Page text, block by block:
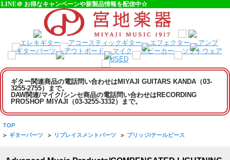
LINE＠ お得なキャンペーンや新製品情報を配信中☆
ギター関連商品の電話問い合わせはMIYAJI GUITARS KANDA（03-
3255-2755）まで。
DAW関連/マイク/シンセ商品の電話問い合わせはRECORDING
PROSHOP MIYAJI（03-3255-3332）まで。
TOP
> ギターパーツ > リプレイスメントパーツ > ブリッジ/テールピース